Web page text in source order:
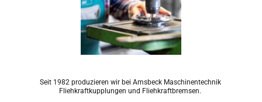
Seit 1982 produzieren wir bei Amsbeck Maschinentechnik
Fliehkraftkupplungen und Fliehkraftbremsen.